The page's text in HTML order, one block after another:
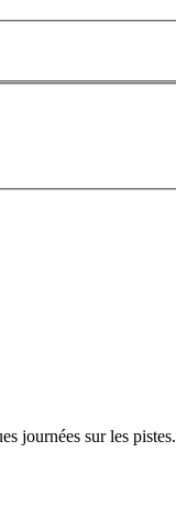
journées sur les pistes.